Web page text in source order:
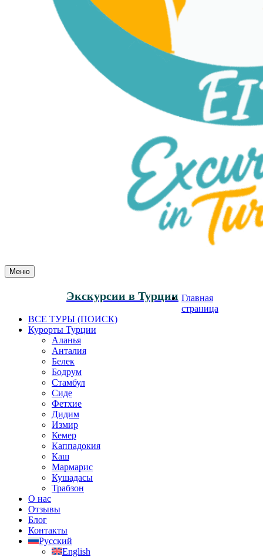
Меню
Экскурсии в Турции Главная
страница
ВСЕ ТУРЫ (ПОИСК)
Курорты Турции
Аланья
Анталия
Белек
Бодрум
Стамбул
Сиде
Фетхие
Дидим
Измир
Кемер
Каппадокия
Каш
Мармарис
Кушадасы
Трабзон
О нас
Отзывы
Блог
Контакты
Русский
English